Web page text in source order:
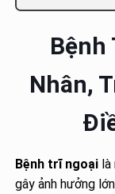
Bệnh
Nhân,
Bệnh trĩ ngoại là
gây ảnh hưởng